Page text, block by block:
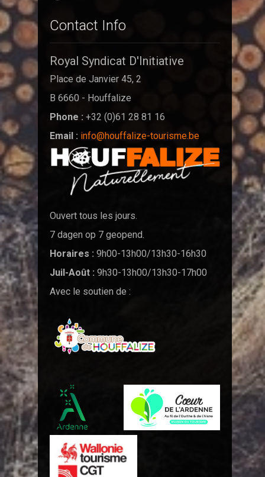
Contact Info
Royal Syndicat D'Initiative
Place de Janvier 45, 2
B 6660 - Houffalize
Phone : +32 (0)61 28 81 16
Email : info@houffalize-tourisme.be
Ouvert tous les jours.
7 dagen op 7 geopend.
Horaires : 9h00-13h00/13h30-16h30
Juil-Août : 9h30-13h00/13h30-17h00
Avec le soutien de :